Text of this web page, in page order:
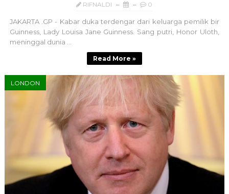
RIFNALDI 0
JAKARTA .GP - Kabar duka terdengar dari keluarga pemilik bir
Guinness, Lady Louisa Jane Guinness. Sang putri, Honor Uloth,
meninggal dunia ...
Read More »
LONDON